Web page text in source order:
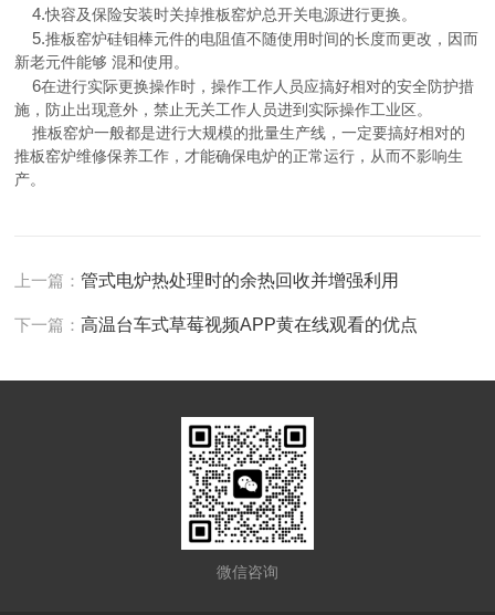
4.快容及保险安装时关掉推板窑炉总开关电源进行更换。
5.推板窑炉硅钼棒元件的电阻值不随使用时间的长度而更改，因而
新老元件能够 混和使用。
6在进行实际更换操作时，操作工作人员应搞好相对的安全防护措
施，防止出现意外，禁止无关工作人员进到实际操作工业区。
推板窑炉一般都是进行大规模的批量生产线，一定要搞好相对的
推板窑炉维修保养工作，才能确保电炉的正常运行，从而不影响生
产。
上一篇：管式电炉热处理时的余热回收并增强利用
下一篇：高温台车式草莓视频APP黄在线观看的优点
微信咨询